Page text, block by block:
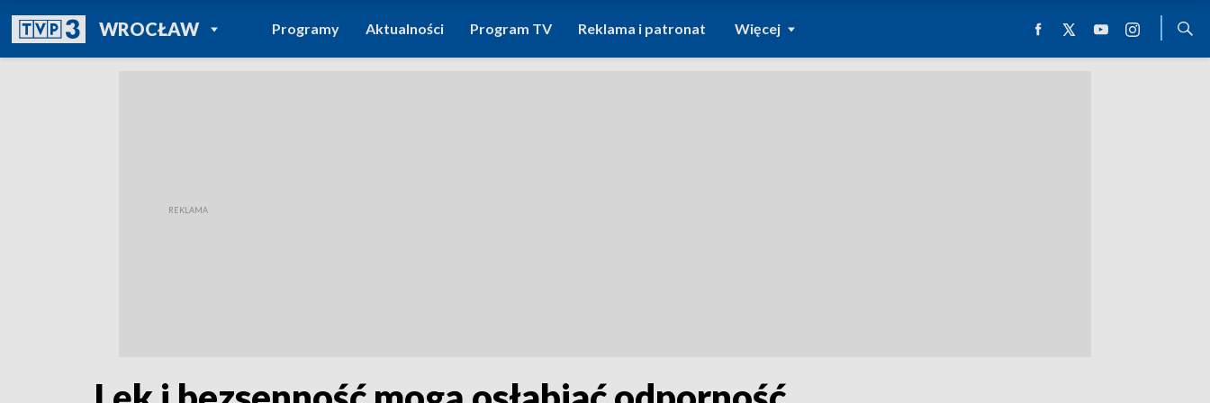
WROCŁAWPOWRÓT DO
TVP REGIONY
Programy Aktualności Program TV Reklama i patronat Więcej